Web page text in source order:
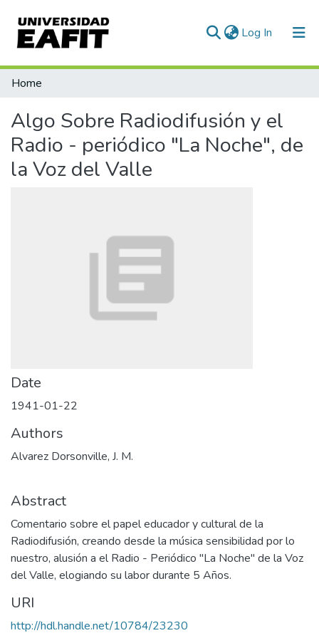
Log In (current)
Communities & Collections
Home
Algo Sobre Radiodifusión y el
Radio - periódico "La Noche", de
la Voz del Valle
Date
1941-01-22
Authors
Alvarez Dorsonville, J. M.
Abstract
Comentario sobre el papel educador y cultural de la
Radiodifusión, creando desde la música sensibilidad por lo
nuestro, alusión a el Radio - Periódico "La Noche" de la Voz
del Valle, elogiando su labor durante 5 Años.
URI
http://hdl.handle.net/10784/23230